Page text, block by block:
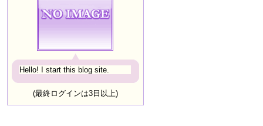
Hello! I start this blog site.
(最終ログインは3日以上)